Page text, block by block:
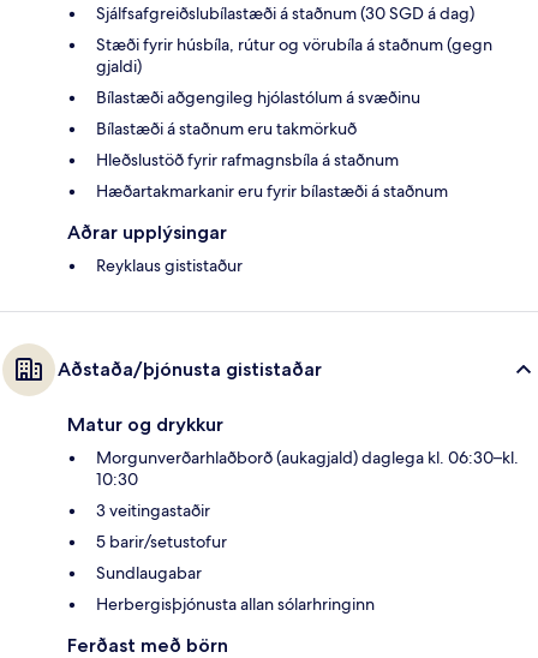
Sjálfsafgreiðslubílastæði á staðnum (30 SGD á dag)
Stæði fyrir húsbíla, rútur og vörubíla á staðnum (gegn
gjaldi)
Bílastæði aðgengileg hjólastólum á svæðinu
Bílastæði á staðnum eru takmörkuð
Hleðslustöð fyrir rafmagnsbíla á staðnum
Hæðartakmarkanir eru fyrir bílastæði á staðnum
Aðrar upplýsingar
Reyklaus gististaður
Aðstaða/þjónusta gististaðar
Matur og drykkur
Morgunverðarhlaðborð (aukagjald) daglega kl. 06:30–kl.
10:30
3 veitingastaðir
5 barir/setustofur
Sundlaugabar
Herbergisþjónusta allan sólarhringinn
Ferðast með börn